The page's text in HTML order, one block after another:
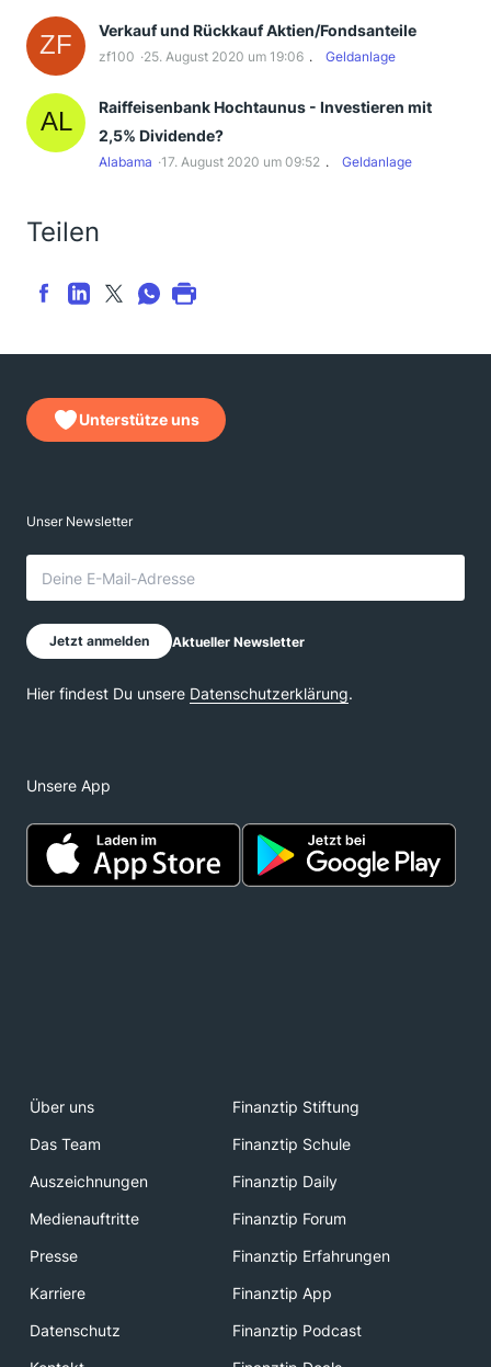
Verkauf und Rückkauf​ Aktien/Fondsanteile
zf100 25. August 2020 um 19:06 Geldanlage
Raiffeisenbank Hochtaunus - Investieren mit
2,5% Dividende?
Alabama 17. August 2020 um 09:52 Geldanlage
Teilen
Unterstütze uns
Unsere App
Über uns
Finanztip Stiftung
Das Team
Finanztip Schule
Auszeichnungen
Finanztip Daily
Medienauftritte
Finanztip Forum
Presse
Finanztip Erfahrungen
Karriere
Finanztip App
Datenschutz
Finanztip Podcast